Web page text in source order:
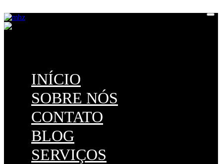
INÍCIO
SOBRE NÓS
CONTATO
BLOG
SERVIÇOS